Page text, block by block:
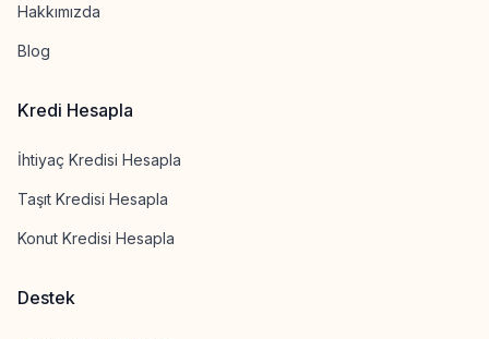
Hakkımızda
Blog
Kredi Hesapla
İhtiyaç Kredisi Hesapla
Taşıt Kredisi Hesapla
Konut Kredisi Hesapla
Destek